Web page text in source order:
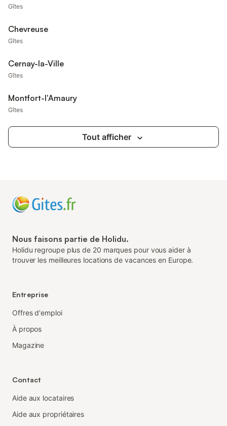
Gîtes
Chevreuse
Gîtes
Cernay-la-Ville
Gîtes
Montfort-l'Amaury
Gîtes
Tout afficher
Nous faisons partie de Holidu.
Holidu regroupe plus de 20 marques pour vous aider à
trouver les meilleures locations de vacances en Europe.
Entreprise
Offres d'emploi
À propos
Magazine
Contact
Aide aux locataires
Aide aux propriétaires